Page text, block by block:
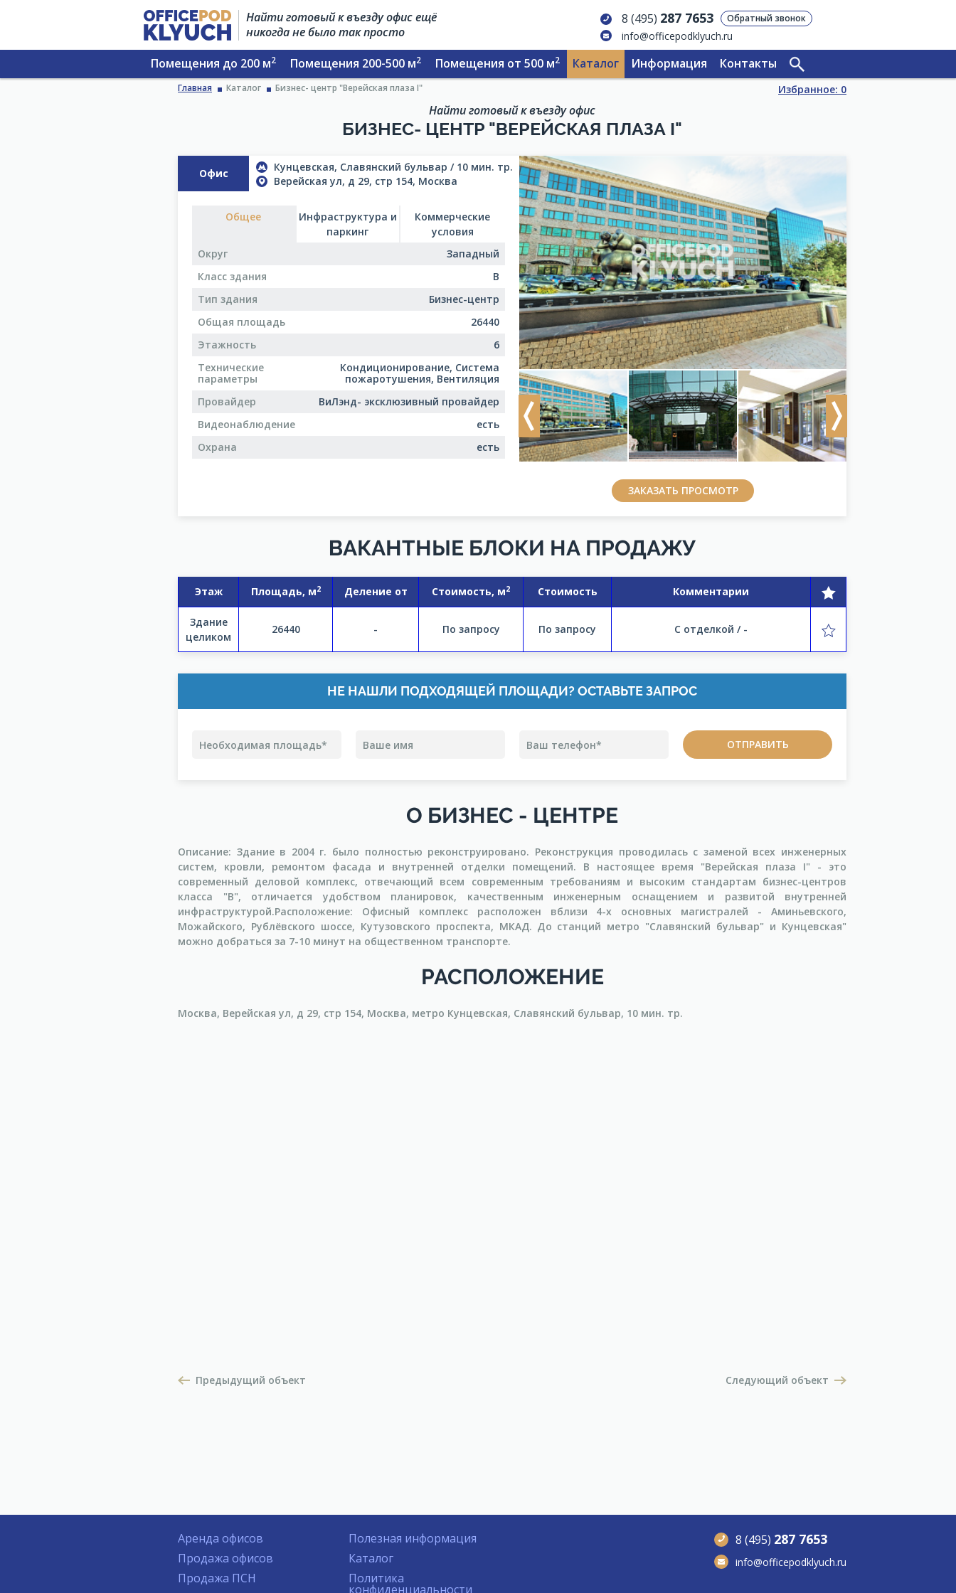
Найти готовый к въезду офис ещё
никогда не было так просто
8 (495) 287 7653 Обратный звонок
info@officepodklyuch.ru
Помещения до 200 м2 Помещения 200-500 м2 Помещения от 500 м2 Каталог Информация Контакты
Главная Каталог Бизнес- центр "Верейская плаза I" Избранное: 0
Найти готовый к въезду офис
БИЗНЕС- ЦЕНТР "ВЕРЕЙСКАЯ ПЛАЗА I"
Офис
Кунцевская, Славянский бульвар / 10 мин. тр.
Верейская ул, д 29, стр 154, Москва
Общее
Инфраструктура и
паркинг
Коммерческие
условия
Округ
Западный
Класс здания
B
Тип здания
Бизнес-центр
Общая площадь
26440
Этажность
6
Технические
параметры
Кондиционирование, Система
пожаротушения, Вентиляция
Провайдер
ВиЛэнд- эксклюзивный провайдер
Видеонаблюдение
есть
Охрана
есть
Previous Next
ЗАКАЗАТЬ ПРОСМОТР
ВАКАНТНЫЕ БЛОКИ НА ПРОДАЖУ
Этаж Площадь, м2 Деление от Стоимость, м2 Стоимость Комментарии
Здание
целиком
26440 - По запросу По запросу С отделкой / -
НЕ НАШЛИ ПОДХОДЯЩЕЙ ПЛОЩАДИ? ОСТАВЬТЕ ЗАПРОС
О БИЗНЕС - ЦЕНТРЕ
Описание: Здание в 2004 г. было полностью реконструировано. Реконструкция проводилась с заменой всех инженерных
систем, кровли, ремонтом фасада и внутренней отделки помещений. В настоящее время "Верейская плаза I" - это
современный деловой комплекс, отвечающий всем современным требованиям и высоким стандартам бизнес-центров
класса "В", отличается удобством планировок, качественным инженерным оснащением и развитой внутренней
инфраструктурой.Расположение: Офисный комплекс расположен вблизи 4-х основных магистралей - Аминьевского,
Можайского, Рублёвского шоссе, Кутузовского проспекта, МКАД. До станций метро "Славянский бульвар" и Кунцевская"
можно добраться за 7-10 минут на общественном транспорте.
РАСПОЛОЖЕНИЕ
Москва, Верейская ул, д 29, стр 154, Москва, метро Кунцевская, Славянский бульвар, 10 мин. тр.
Предыдущий объект Следующий объект
Аренда офисов
Продажа офисов
Продажа ПСН
Полезная информация
Каталог
Политика
конфиденциальности
8 (495) 287 7653
info@officepodklyuch.ru